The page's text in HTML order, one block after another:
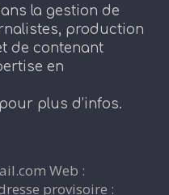
la gestion de
production
de contenant
en
plus d’infos.
Web :
provisoire :